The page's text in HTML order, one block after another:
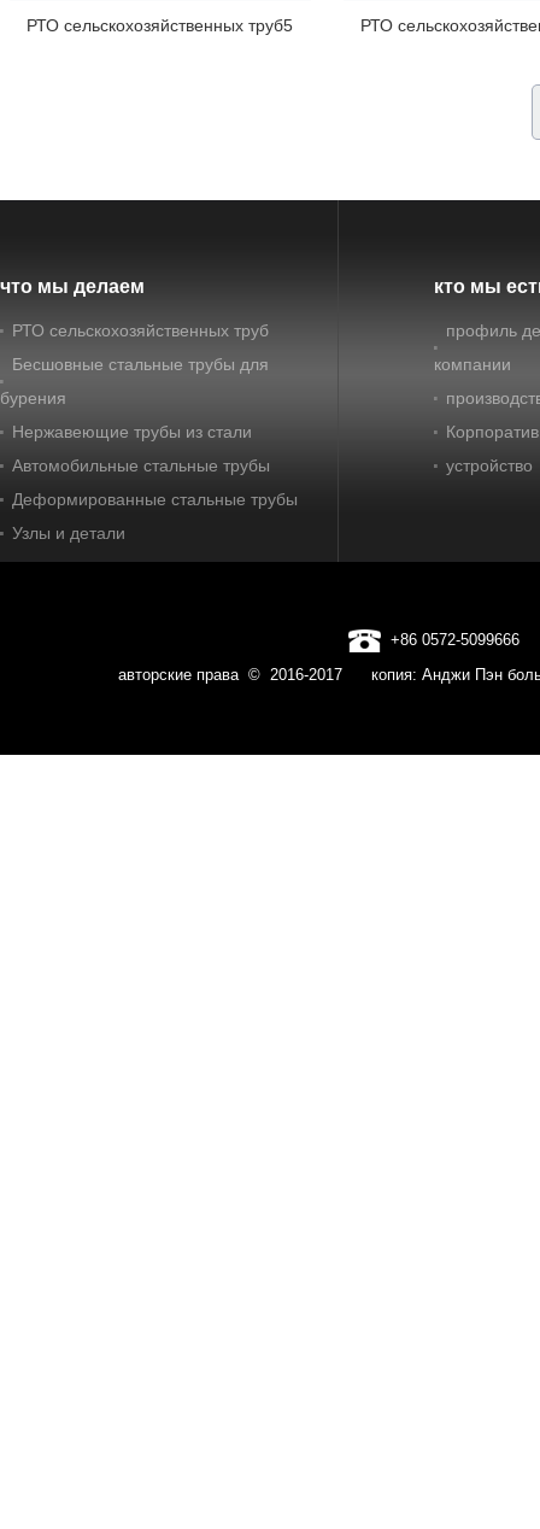
РТО сельскохозяйственных труб5 РТО
что мы делаем
РТО сельскохозяйственных труб
Бесшовные стальные трубы для
бурения
Нержавеющие трубы из стали
Автомобильные стальные трубы
Деформированные стальные трубы
Узлы и детали
кто мы
профиль
компании
устройство
+86 0572-5099666
авторские права © 2016-2017 копия: Анджи Пэн